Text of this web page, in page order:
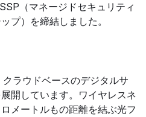
（マネージドセキュリティ
プ）を締結しました。
ラウドベースのデジタルサ
開しています。ワイヤレスネ
メートルもの距離を結ぶ光フ